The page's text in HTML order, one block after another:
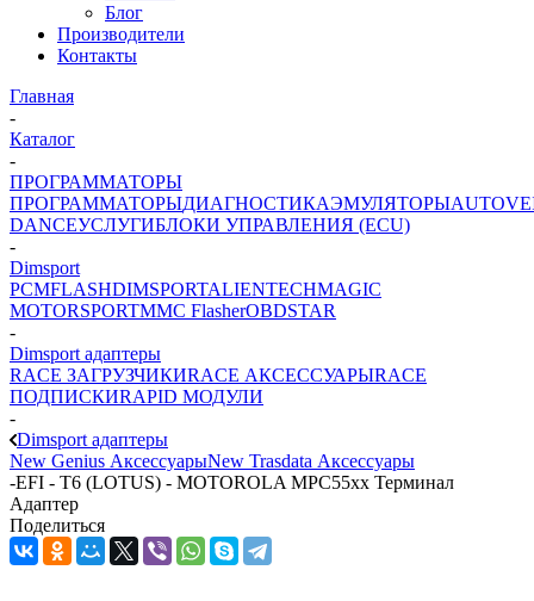
Блог
Производители
Контакты
Главная
-
Каталог
-
ПРОГРАММАТОРЫ
ПРОГРАММАТОРЫДИАГНОСТИКАЭМУЛЯТОРЫ
DANCEУСЛУГИБЛОКИ УПРАВЛЕНИЯ (ECU)
-
Dimsport
PCMFLASHDIMSPORTALIENTECHMAGIC
MOTORSPORTMMC FlasherOBDSTAR
-
Dimsport адаптеры
RACE ЗАГРУЗЧИКИRACE АКСЕССУАРЫRACE
ПОДПИСКИRAPID МОДУЛИ
-
Dimsport адаптеры
New Genius АксессуарыNew Trasdata Аксессуары
-EFI - T6 (LOTUS) - MOTOROLA MPC55xx Терминал
Адаптер
Поделиться